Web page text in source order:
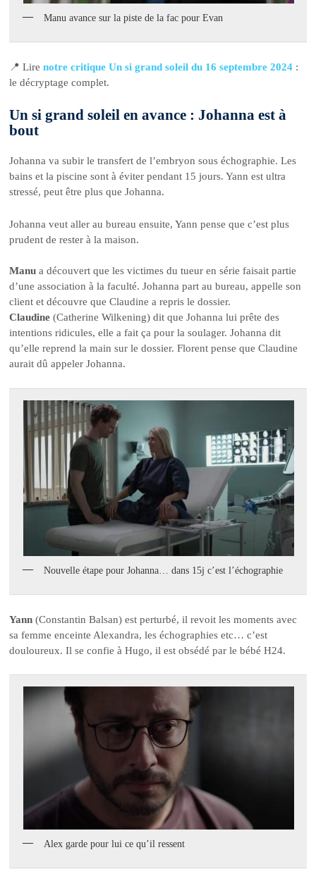
Manu avance sur la piste de la fac pour Evan
📍 Lirenotre critique Un si grand soleil du 16 septembre 2024 :
le décryptage complet.
Un si grand soleil en avance : Johanna est à
bout
Johanna va subir le transfert de l’embryon sous échographie. Les
bains et la piscine sont à éviter pendant 15 jours. Yann est ultra
stressé, peut être plus que Johanna.
Johanna veut aller au bureau ensuite, Yann pense que c’est plus
prudent de rester à la maison.
Manu a découvert que les victimes du tueur en série faisait partie
d’une association à la faculté. Johanna part au bureau, appelle son
client et découvre que Claudine a repris le dossier.
Claudine (Catherine Wilkening) dit que Johanna lui prête des
intentions ridicules, elle a fait ça pour la soulager. Johanna dit
qu’elle reprend la main sur le dossier. Florent pense que Claudine
aurait dû appeler Johanna.
Nouvelle étape pour Johanna… dans 15j c’est l’échographie
Yann (Constantin Balsan) est perturbé, il revoit les moments avec
sa femme enceinte Alexandra, les échographies etc… c’est
douloureux. Il se confie à Hugo, il est obsédé par le bébé H24.
Alex garde pour lui ce qu’il ressent